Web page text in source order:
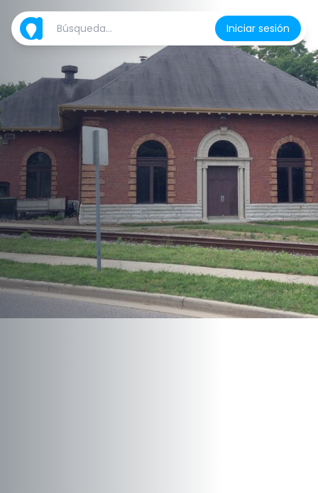
Iniciar sesión